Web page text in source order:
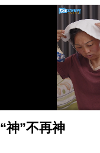
“神”不再神